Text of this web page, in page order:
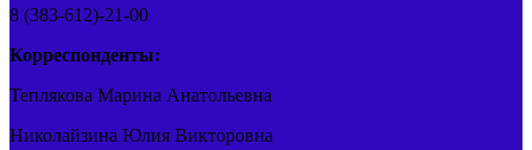
8 (383-612)-21-00
Корреспонденты:
Теплякова Марина Анатольевна
Николайзина Юлия Викторовна